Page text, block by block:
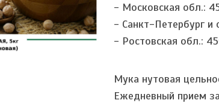
- Московская обл.:
- Санкт-Петербург и
- Ростовская обл.:
Мука нутовая
Ежедневный прием